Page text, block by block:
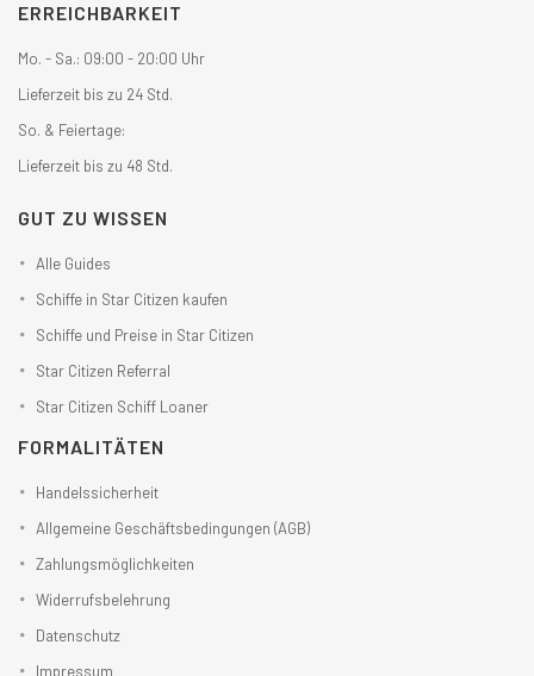
ERREICHBARKEIT
Mo. - Sa.: 09:00 - 20:00 Uhr
Lieferzeit bis zu 24 Std.
So. & Feiertage:
Lieferzeit bis zu 48 Std.
GUT ZU WISSEN
Alle Guides
Schiffe in Star Citizen kaufen
Schiffe und Preise in Star Citizen
Star Citizen Referral
Star Citizen Schiff Loaner
FORMALITÄTEN
Handelssicherheit
Allgemeine Geschäftsbedingungen (AGB)
Zahlungsmöglichkeiten
Widerrufsbelehrung
Datenschutz
Impressum